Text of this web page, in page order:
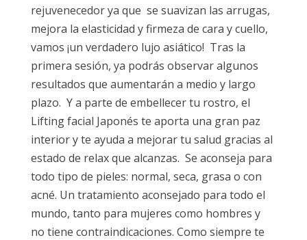
rejuvenecedor ya que se suavizan las arrugas,
mejora la elasticidad y firmeza de cara y cuello,
vamos ¡un verdadero lujo asiático! Tras la
primera sesión, ya podrás observar algunos
resultados que aumentarán a medio y largo
plazo. Y a parte de embellecer tu rostro, el
Lifting facial Japonés te aporta una gran paz
interior y te ayuda a mejorar tu salud gracias al
estado de relax que alcanzas. Se aconseja para
todo tipo de pieles: normal, seca, grasa o con
acné. Un tratamiento aconsejado para todo el
mundo, tanto para mujeres como hombres y
no tiene contraindicaciones. Como siempre te